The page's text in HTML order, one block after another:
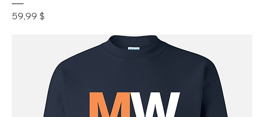
Prix
59,99 $